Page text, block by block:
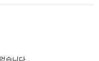
습니다.